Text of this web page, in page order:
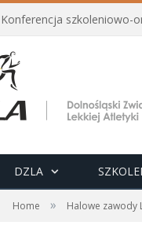
DZLA
Home » Halowe zawody